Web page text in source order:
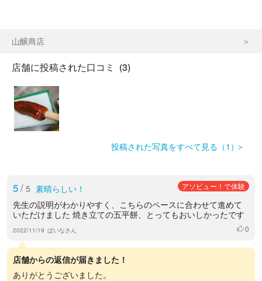
山醸商店
店舗に投稿された口コミ (3)
投稿された写真をすべて見る（1）
5/ 5 素晴らしい！ アソビュー！で体験
先生の説明がわかりやすく、こちらのペースに合わせて進めて
いただけました 焼き立ての五平餅、とってもおいしかったです
2022/11/19 ぱいなさん いいね
0
店舗からの返信が届きました！
ありがとうございました。